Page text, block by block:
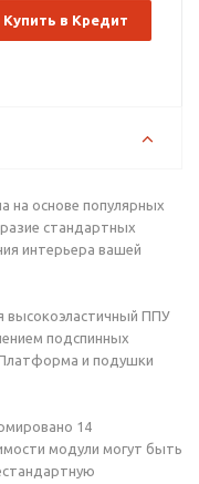
Купить в Кредит
на основе популярных
стандартных
интерьера вашей
высокоэластичный ППУ
подспинных
и подушки
14
модули могут быть